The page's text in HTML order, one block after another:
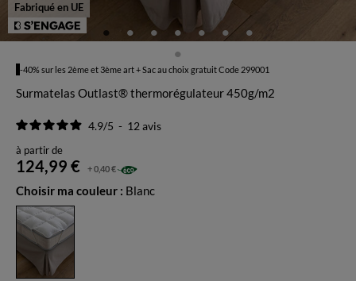
Fabriqué en UE
-40% sur les 2ème et 3ème art + Sac au choix gratuit Code 299001
Surmatelas Outlast® thermorégulateur 450g/m2
4.9/5 - 12 avis
à partir de
124,99 € + 0,40 €
Choisir ma couleur : Blanc